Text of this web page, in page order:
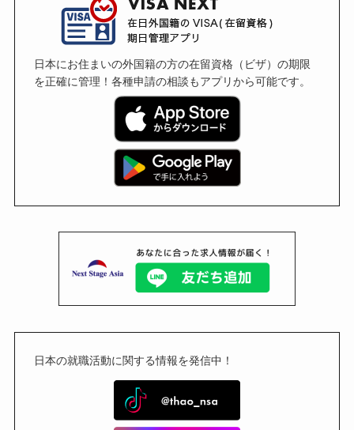
日本にお住まいの外国籍の方の在留資格（ビザ）の期限
を正確に管理！各種申請の相談もアプリから可能です。
日本の就職活動に関する情報を発信中！